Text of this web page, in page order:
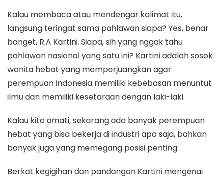
Kalau membaca atau mendengar kalimat itu,
langsung teringat sama pahlawan siapa? Yes, benar
banget, R.A Kartini. Siapa, sih yang nggak tahu
pahlawan nasional yang satu ini? Kartini adalah sosok
wanita hebat yang memperjuangkan agar
perempuan Indonesia memiliki kebebasan menuntut
ilmu dan memiliki kesetaraan dengan laki-laki.
Kalau kita amati, sekarang ada banyak perempuan
hebat yang bisa bekerja di industri apa saja, bahkan
banyak juga yang memegang posisi penting
Berkat kegigihan dan pandangan Kartini mengenai